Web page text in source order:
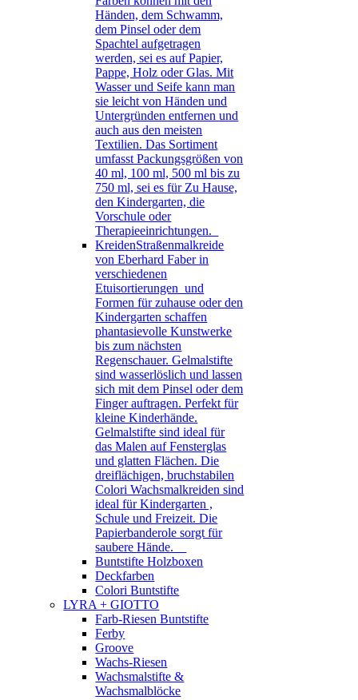
Händen, dem Schwamm,
dem Pinsel oder dem
Spachtel aufgetragen
werden, sei es auf Papier,
Pappe, Holz oder Glas. Mit
Wasser und Seife kann man
sie leicht von Händen und
Untergründen entfernen und
auch aus den meisten
Textilien. Das Sortiment
umfasst Packungsgrößen von
40 ml, 100 ml, 500 ml bis zu
750 ml, sei es für Zu Hause,
den Kindergarten, die
Vorschule oder
Therapieeinrichtungen.
KreidenStraßenmalkreide
von Eberhard Faber in
verschiedenen
Etuisortierungen und
Formen für zuhause oder den
Kindergarten schaffen
phantasievolle Kunstwerke
bis zum nächsten
Regenschauer. Gelmalstifte
sind wasserlöslich und lassen
sich mit dem Pinsel oder dem
Finger auftragen. Perfekt für
kleine Kinderhände.
Gelmalstifte sind ideal für
das Malen auf Fensterglas
und glatten Flächen. Die
dreiflächigen, bruchstabilen
Colori Wachsmalkreiden sind
ideal für Kindergarten ,
Schule und Freizeit. Die
Papierbanderole sorgt für
saubere Hände.
Buntstifte Holzboxen
Deckfarben
Colori Buntstifte
LYRA + GIOTTO
Farb-Riesen Buntstifte
Ferby
Groove
Wachs-Riesen
Wachsmalstifte &
Wachsmalblöcke